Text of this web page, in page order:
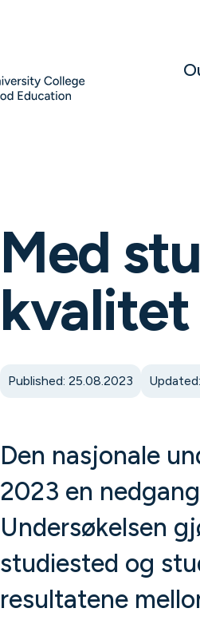
Med
Published: 25.08.2023
Den nasjonale
2023 en
Undersøkelsen
studiested og
resultatene